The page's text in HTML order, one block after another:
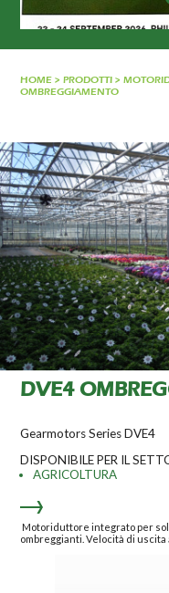
HOME > PRODOTTI >
OMBREGGIAMENTO
DVE4
Gearmotors Series DVE4
DISPONIBILE PER IL
AGRICOLTURA
Motoriduttore integrato per
ombreggianti. Velocità di uscita